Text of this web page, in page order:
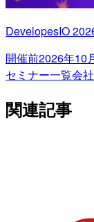
DevelopesIO
開催前2026年10
セミナー一覧会
関連記事